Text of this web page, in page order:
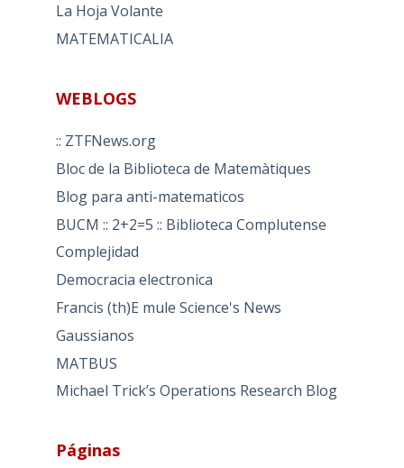
La Hoja Volante
MATEMATICALIA
WEBLOGS
:: ZTFNews.org
Bloc de la Biblioteca de Matemàtiques
Blog para anti-matematicos
BUCM :: 2+2=5 :: Biblioteca Complutense
Complejidad
Democracia electronica
Francis (th)E mule Science's News
Gaussianos
MATBUS
Michael Trick’s Operations Research Blog
Páginas